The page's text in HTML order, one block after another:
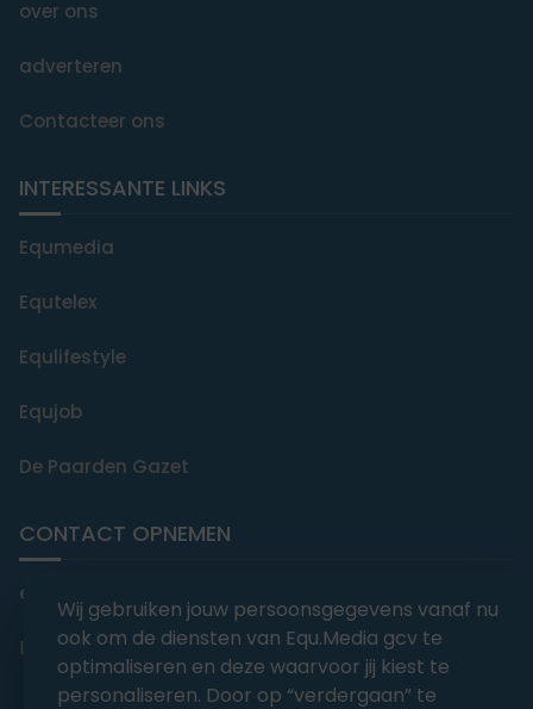
over ons
adverteren
Contacteer ons
INTERESSANTE LINKS
Equmedia
Equtelex
Equlifestyle
Equjob
De Paarden Gazet
CONTACT OPNEMEN
editorial@equmedia.be
Langendamdreef 22 9880 Aalter België
Wij gebruiken jouw persoonsgegevens vanaf nu
ook om de diensten van Equ.Media gcv te
optimaliseren en deze waarvoor jij kiest te
personaliseren. Door op “verdergaan” te